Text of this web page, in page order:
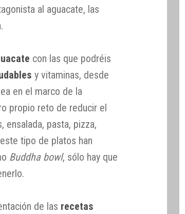
al aguacate, las
con las que podréis
y vitaminas, desde
en el marco de la
propio reto de reducir el
ensalada, pasta, pizza,
tipo de platos han
Buddha bowl, sólo hay que
de las recetas